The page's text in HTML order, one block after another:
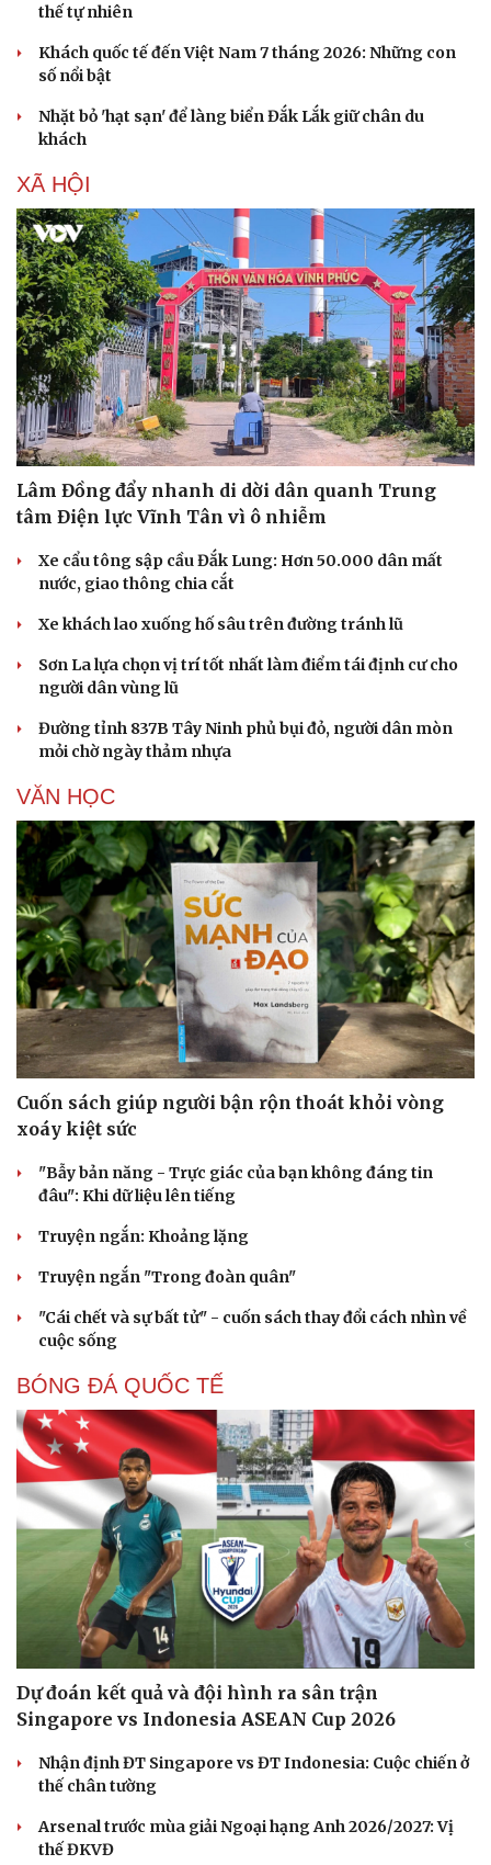
Doanh nghiệp
Thông tin doanh nghiệp
Doanh nghiệp 24h
Doanh nhân
Vì cộng đồng
Sành điệu
Tin Công nghệ
Trải nghiệm
Chuyển đổi số
Sức khỏe
Dinh dưỡng - món ngon
Cây thuốc
Nhi khoa
Nam khoa
Phòng mạch online
Ăn sạch sống khỏe
Đời sống
Nhà đẹp
thế tự nhiên
Khách quốc tế đến Việt Nam 7 tháng 2026: Những con
số nổi bật
Nhặt bỏ 'hạt sạn' để làng biển Đắk Lắk giữ chân du
khách
XÃ HỘI
Lâm Đồng đẩy nhanh di dời dân quanh Trung
tâm Điện lực Vĩnh Tân vì ô nhiễm
Xe cẩu tông sập cầu Đắk Lung: Hơn 50.000 dân mất
nước, giao thông chia cắt
Xe khách lao xuống hố sâu trên đường tránh lũ
Sơn La lựa chọn vị trí tốt nhất làm điểm tái định cư cho
người dân vùng lũ
Đường tỉnh 837B Tây Ninh phủ bụi đỏ, người dân mòn
mỏi chờ ngày thảm nhựa
VĂN HỌC
Cuốn sách giúp người bận rộn thoát khỏi vòng
xoáy kiệt sức
"Bẫy bản năng - Trực giác của bạn không đáng tin
đâu": Khi dữ liệu lên tiếng
Truyện ngắn: Khoảng lặng
Truyện ngắn "Trong đoàn quân"
"Cái chết và sự bất tử" - cuốn sách thay đổi cách nhìn về
cuộc sống
BÓNG ĐÁ QUỐC TẾ
Dự đoán kết quả và đội hình ra sân trận
Singapore vs Indonesia ASEAN Cup 2026
Nhận định ĐT Singapore vs ĐT Indonesia: Cuộc chiến ở
thế chân tường
Arsenal trước mùa giải Ngoại hạng Anh 2026/2027: Vị
thế ĐKVĐ